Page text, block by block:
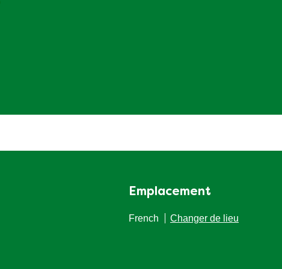
Emplacement
French Changer de lieu